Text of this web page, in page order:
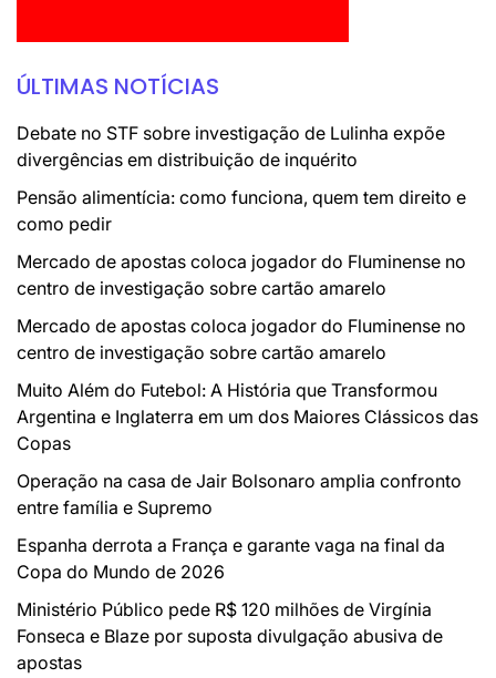
ÚLTIMAS NOTÍCIAS
Debate no STF sobre investigação de Lulinha expõe
divergências em distribuição de inquérito
Pensão alimentícia: como funciona, quem tem direito e
como pedir
Mercado de apostas coloca jogador do Fluminense no
centro de investigação sobre cartão amarelo
Mercado de apostas coloca jogador do Fluminense no
centro de investigação sobre cartão amarelo
Muito Além do Futebol: A História que Transformou
Argentina e Inglaterra em um dos Maiores Clássicos das
Copas
Operação na casa de Jair Bolsonaro amplia confronto
entre família e Supremo
Espanha derrota a França e garante vaga na final da
Copa do Mundo de 2026
Ministério Público pede R$ 120 milhões de Virgínia
Fonseca e Blaze por suposta divulgação abusiva de
apostas